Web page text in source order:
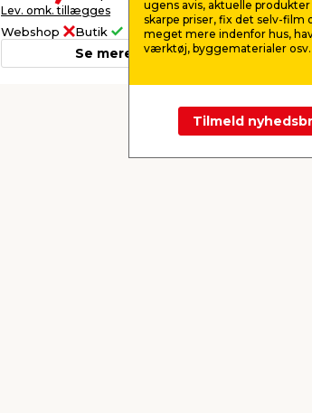
Lev. omk. tillægges
Webshop Butik
Se mere
Lev. omk.
ugens avis, aktuelle produkter
skarpe priser, fix det selv-film
meget mere indenfor hus,
værktøj, byggematerialer osv.
Tilmeld